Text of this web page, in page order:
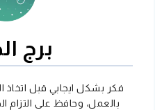
برج
فكر بشكل ايجابي قبل اتخاذ
بالعمل، وحافظ على التزام